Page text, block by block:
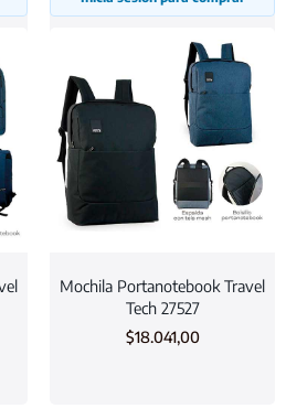
Mochila Portanotebook Travel
Tech 27527
$18.041,00